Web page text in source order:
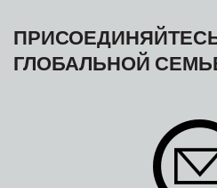
ГЛОБАЛЬНОЙ